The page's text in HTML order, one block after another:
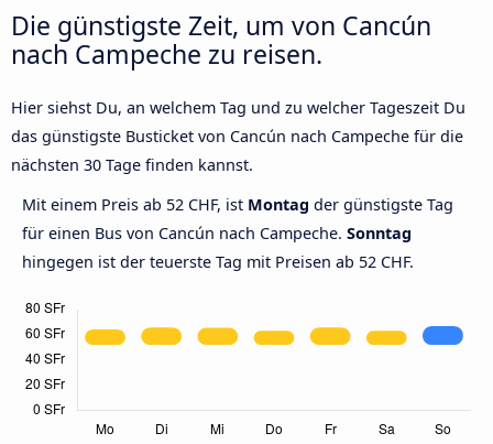
Die günstigste Zeit, um von Cancún
nach Campeche zu reisen.
Hier siehst Du, an welchem Tag und zu welcher Tageszeit Du
das günstigste Busticket von Cancún nach Campeche für die
nächsten 30 Tage finden kannst.
Mit einem Preis ab 52 CHF, ist Montag der günstigste Tag
für einen Bus von Cancún nach Campeche. Sonntag
hingegen ist der teuerste Tag mit Preisen ab 52 CHF.